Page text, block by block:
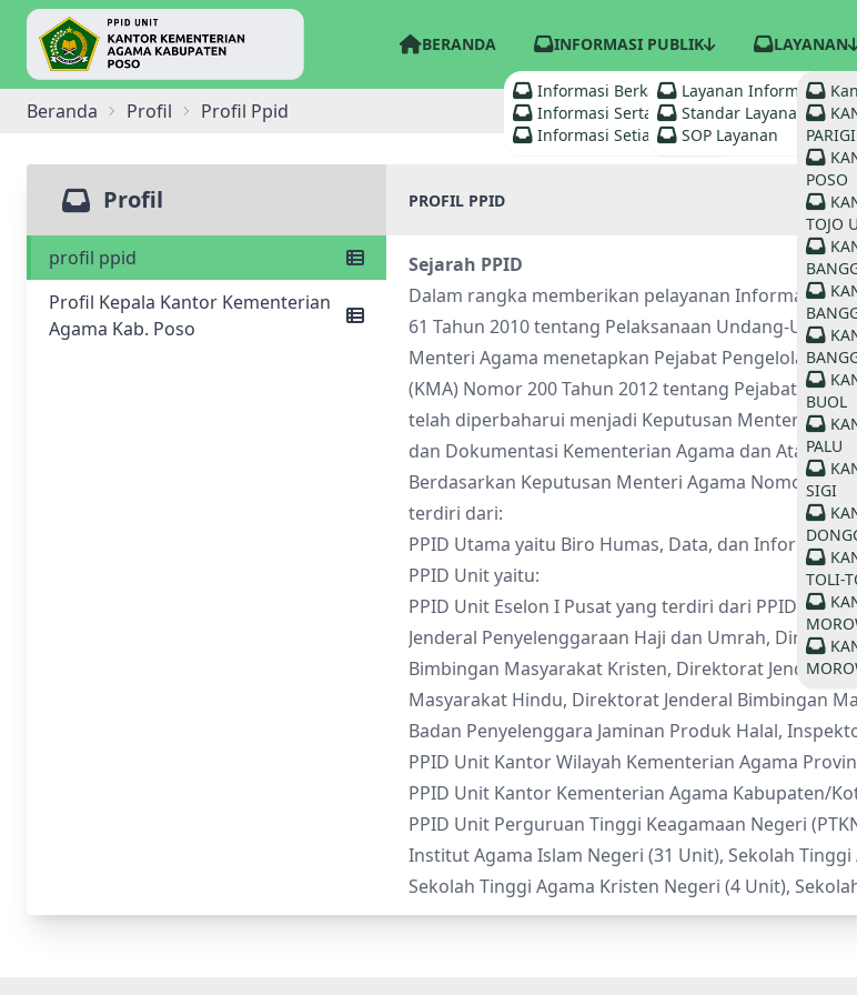
BERANDA INFORMASI PUBLIK
Informasi Berkala
Informasi Serta Merta
Informasi Setiap Saat
LAYANAN
Layanan Informasi
Standar Layanan
SOP Layanan
POSO
TOJO
BUOL
PALU
SIGI
TOLI-
Beranda Profil Profil Ppid
Profil
profil ppid
Profil Kepala Kantor Kementerian
Agama Kab. Poso
PROFIL PPID
Sejarah PPID
Dalam rangka memberikan pelayanan Informasi
61 Tahun 2010 tentang Pelaksanaan Undang-
Menteri Agama menetapkan Pejabat Pengelola
(KMA) Nomor 200 Tahun 2012 tentang Pejabat
telah diperbaharui menjadi Keputusan Menteri
dan Dokumentasi Kementerian Agama dan Atasan
Berdasarkan Keputusan Menteri Agama Nomor
terdiri dari:
PPID Utama yaitu Biro Humas, Data, dan Informasi
PPID Unit yaitu:
PPID Unit Eselon I Pusat yang terdiri dari PPID
Jenderal Penyelenggaraan Haji dan Umrah,
Bimbingan Masyarakat Kristen, Direktorat Jenderal
Masyarakat Hindu, Direktorat Jenderal Bimbingan
Badan Penyelenggara Jaminan Produk Halal,
PPID Unit Kantor Wilayah Kementerian Agama
PPID Unit Kantor Kementerian Agama Kabupaten/
PPID Unit Perguruan Tinggi Keagamaan Negeri
Institut Agama Islam Negeri (31 Unit), Sekolah
Sekolah Tinggi Agama Kristen Negeri (4 Unit),